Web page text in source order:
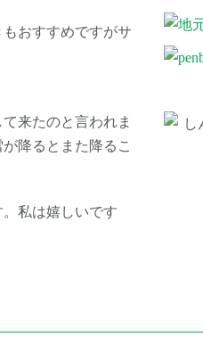
おすすめですがサ
来たのと言われま
降るとまた降るこ
私は嬉しいです